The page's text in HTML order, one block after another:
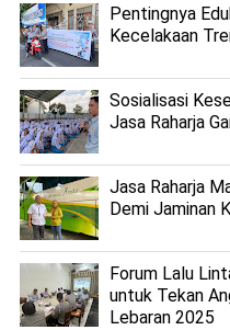
Pentingnya
Kecelakaan
Sosialisasi
Jasa Raharja
Jasa Raharja
Demi Jaminan
Forum Lalu
untuk Tekan
Lebaran 2025